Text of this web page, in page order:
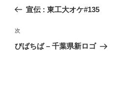
ビ
ゲ
去
投
稿
宣伝 : 東工大オケ#135
次
の
次
びばちば – 千葉県新ロゴ